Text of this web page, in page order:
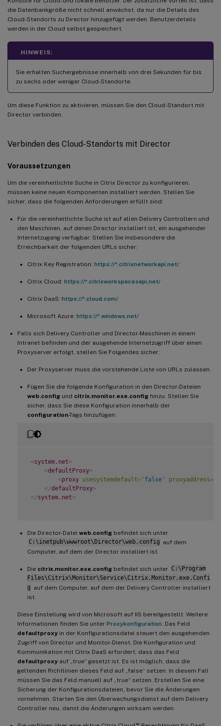
die Datenbankgröße nicht schnell anwächst, da nur die Details des
Cloud-Standorts zu Director hinzugefügt werden. Benutzerdetails
werden in der Cloud selbst gespeichert.
HINWEIS:
Sie erhalten Suchergebnisse innerhalb von drei Sekunden für bis
zu sechs oder weniger Cloud-Standorte.
Um diese Funktion zu aktivieren, müssen Sie den Cloud-Standort mit
Director verbinden.
Verbinden des Cloud-Standorts mit Director
Voraussetzungen
Um die vereinheitlichte Suche in Citrix Director zu konfigurieren,
müssen keine neuen Komponenten installiert werden. Stellen Sie
sicher, dass die folgenden Anforderungen erfüllt sind:
Für die vereinheitlichte Suche ist auf allen Delivery Controllern und
den Maschinen, auf denen Director installiert ist, ein ausgehender
Internetzugang verfügbar. Stellen Sie insbesondere die
Erreichbarkeit der folgenden URLs sicher:
Citrix Key Registration: https://*.citrixnetworkapi.net/
Citrix Cloud: https://*.citrixworkspacesapi.net/
Citrix DaaS: https://*.cloud.com/
Microsoft Azure: https://*.windows.net/
Falls sich Delivery Controller und Director-Maschinen in einem
Intranet befinden und der ausgehende Internetzugriff über einen
Proxyserver erfolgt, stellen Sie Folgendes sicher:
Der Proxyserver muss die vorstehende Liste von URLs zulassen.
Fügen Sie die folgende Konfiguration in den Director-Dateien
web.config und citrix.monitor.exe.config hinzu. Stellen Sie
sicher, dass Sie diese Konfiguration innerhalb der
configuration-Tags hinzufügen:
<system.net>
<defaultProxy>
<proxy usesystemdefault=" false" proxyaddress=
</defaultProxy>
</system.net>
Die Director-Datei web.config befindet sich unter
C:\inetpub\wwwroot\Director\web.config auf dem
Computer, auf dem der Director installiert ist.
Die citrix.monitor.exe.config befindet sich unter C:\Program
Files\Citrix\Monitor\Service\Citrix.Monitor.exe.Confi
g auf dem Computer, auf dem der Delivery Controller installiert
ist.
Diese Einstellung wird von Microsoft auf IIS bereitgestellt. Weitere
Informationen finden Sie unter Proxykonfiguration . Das Feld
defaultproxy in der Konfigurationsdatei steuert den ausgehenden
Zugriff von Director und Monitor-Dienst. Die Konfiguration und
Kommunikation mit Citrix DaaS erfordert, dass das Feld
defaultproxy auf „true“ gesetzt ist. Es ist möglich, dass die
geltenden Richtlinien dieses Feld auf „false“ setzen. In diesem Fall
müssen Sie das Feld manuell auf „true“ setzen. Erstellen Sie eine
Sicherung der Konfigurationsdateien, bevor Sie die Änderungen
vornehmen. Starten Sie den Überwachungsdienst auf dem Delivery
Controller neu, damit die Änderungen wirksam werden.
™